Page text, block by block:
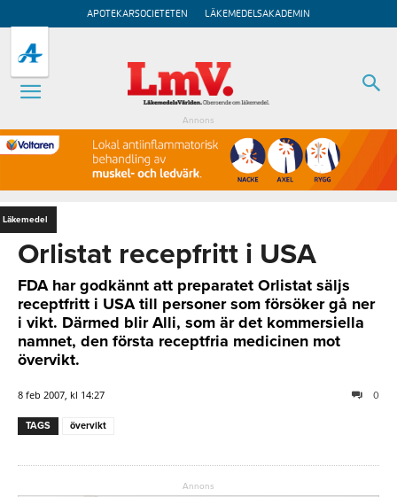
APOTEKARSOCIETETEN LÄKEMEDELSAKADEMIN
Annons
Läkemedel
Orlistat recepfritt i USA
FDA har godkännt att preparatet Orlistat säljs
receptfritt i USA till personer som försöker gå ner
i vikt. Därmed blir Alli, som är det kommersiella
namnet, den första receptfria medicinen mot
övervikt.
8 feb 2007, kl 14:27 0
TAGS övervikt
Annons